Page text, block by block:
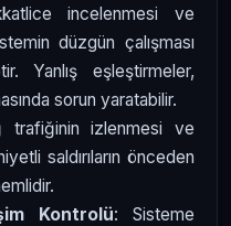
incelenmesi ve
düzgün çalışması
Yanlış eşleştirmeler,
sorun yaratabilir.
trafiğinin izlenmesi ve
saldırıların önceden
Kontrolü: Sisteme